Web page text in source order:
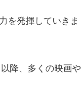
を発揮していきま
降、多くの映画や